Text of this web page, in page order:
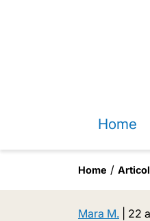
Home
Home
Mara M. 22